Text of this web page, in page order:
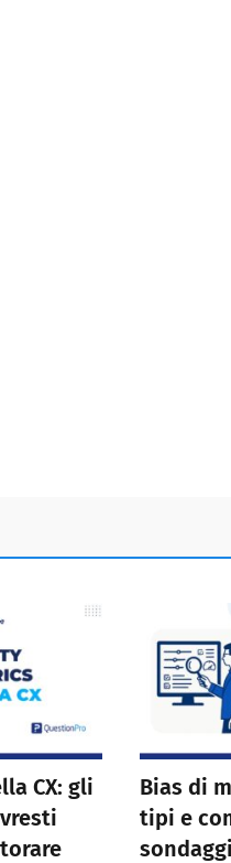
CX: gli
Bias di
tipi e
sondaggi